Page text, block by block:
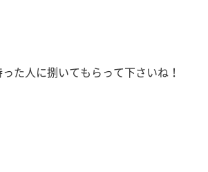
た人に捌いてもらって下さいね！